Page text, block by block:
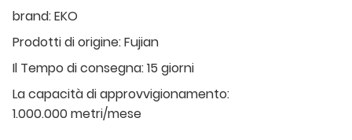
brand:EKO
Prodotti di origine:Fujian
Il Tempo di consegna:15 giorni
La capacità di approvvigionamento:
1.000.000 metri/mese